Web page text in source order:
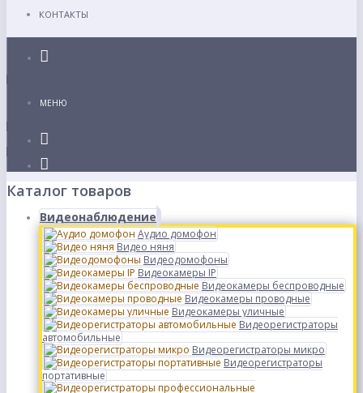
КОНТАКТЫ
МЕНЮ
Каталог товаров
Видеонаблюдение
Аудио домофон
Видео няня
Видеодомофоны
Видеокамеры IP
Видеокамеры беспроводные
Видеокамеры проводные
Видеокамеры уличные
Видеорегистраторы
автомобильные
Видеорегистраторы микро
Видеорегистраторы
портативные